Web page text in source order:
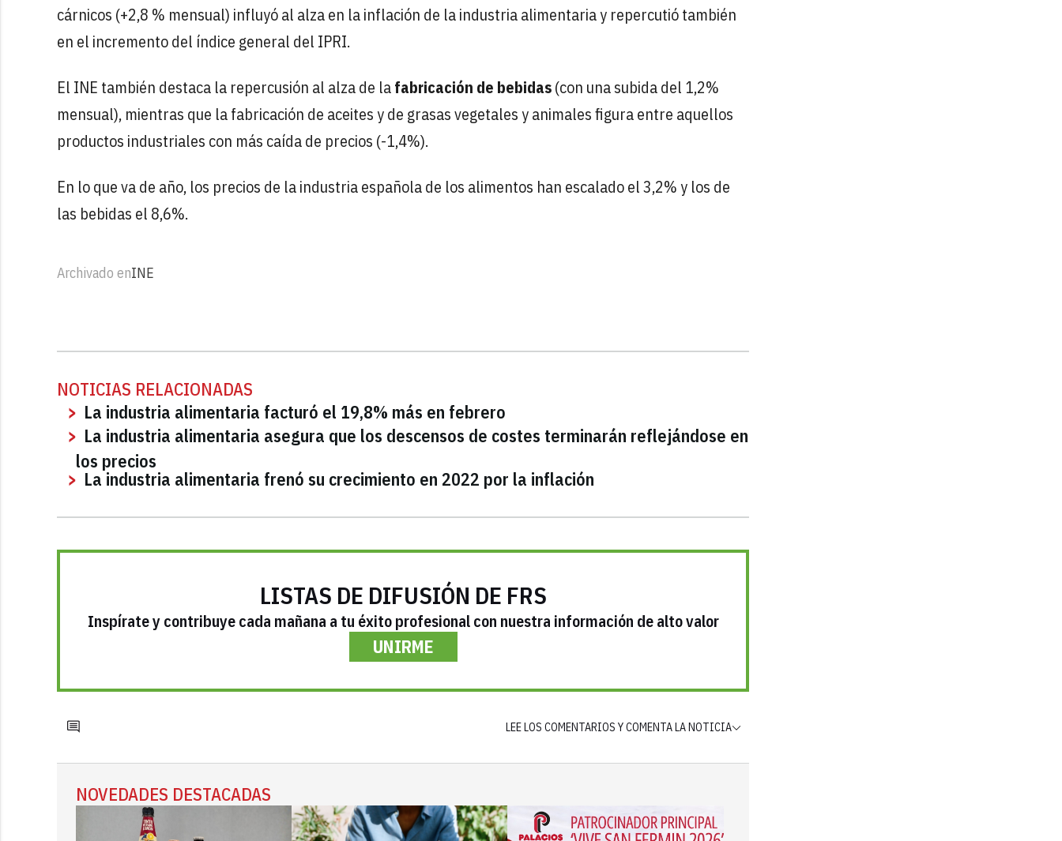
cárnicos (+2,8 % mensual) influyó al alza en la inflación de la industria alimentaria y repercutió también
en el incremento del índice general del IPRI.
El INE también destaca la repercusión al alza de lafabricación de bebidas(con una subida del 1,2%
mensual), mientras que la fabricación de aceites y de grasas vegetales y animales figura entre aquellos
productos industriales con más caída de precios (-1,4%).
En lo que va de año, los precios de la industria española de los alimentos han escalado el 3,2% y los de
las bebidas el 8,6%.
Archivado enINE
NOTICIAS RELACIONADAS
La industria alimentaria facturó el 19,8% más en febrero
La industria alimentaria asegura que los descensos de costes terminarán reflejándose en
los precios
La industria alimentaria frenó su crecimiento en 2022 por la inflación
LISTAS DE DIFUSIÓN DE FRS
Inspírate y contribuye cada mañana a tu éxito profesional con nuestra información de alto valor
UNIRME
LEE LOS COMENTARIOS Y COMENTA LA NOTICIA
NOVEDADES DESTACADAS